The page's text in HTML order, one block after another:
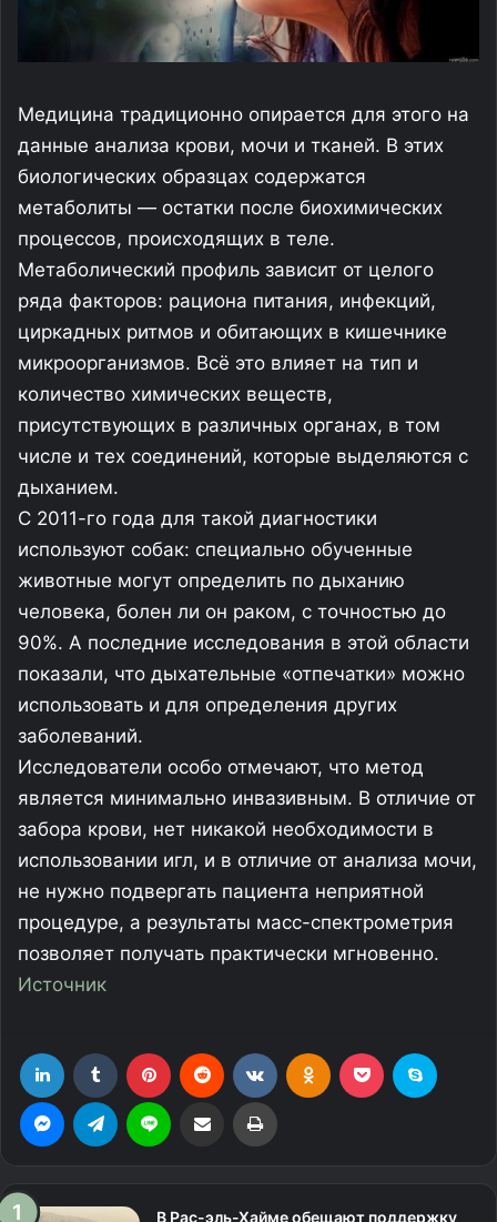
Медицина традиционно опирается для этого на
данные анализа крови, мочи и тканей. В этих
биологических образцах содержатся
метаболиты — остатки после биохимических
процессов, происходящих в теле.
Метаболический профиль зависит от целого
ряда факторов: рациона питания, инфекций,
циркадных ритмов и обитающих в кишечнике
микроорганизмов. Всё это влияет на тип и
количество химических веществ,
присутствующих в различных органах, в том
числе и тех соединений, которые выделяются с
дыханием.
С 2011-го года для такой диагностики
используют собак: специально обученные
животные могут определить по дыханию
человека, болен ли он раком, с точностью до
90%. А последние исследования в этой области
показали, что дыхательные «отпечатки» можно
использовать и для определения других
заболеваний.
Исследователи особо отмечают, что метод
является минимально инвазивным. В отличие от
забора крови, нет никакой необходимости в
использовании игл, и в отличие от анализа мочи,
не нужно подвергать пациента неприятной
процедуре, а результаты масс-спектрометрия
позволяет получать практически мгновенно.
Источник
В Рас-эль-Хайме обещают поддержку